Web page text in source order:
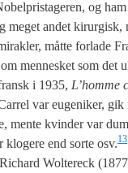
og
meget andet kirur­gisk,
måt­te for­la­de
men­ne­sket som det
i 1935, L’hom­me
var euge­ni­ker, gik
men­te kvin­der var
end sor­te osv.13
Wol­te­reck